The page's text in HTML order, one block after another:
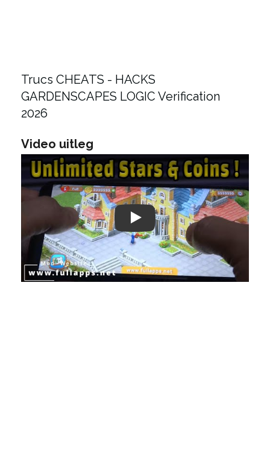
Trucs CHEATS - HACKS
GARDENSCAPES LOGIC Verification
2026
Video uitleg
Play: Keynote (Google I/O '18)